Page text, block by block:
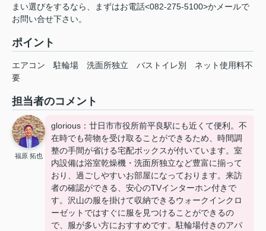
まい選びをするなら、まずはお電話<082-275-5100>かメールで
お問い合せ下さい。
ポイント
エアコン 駐輪場 洗面所独立 バストイレ別
ネット使用料不
要
担当者のコメント
福原 拓也
glorious：廿日市市役所前平良駅にも近くて便利。不
在時でも荷物を受け取ることができるため、時間調
整の手間が省ける宅配ボックスが付いています。室
内設備は浴室乾燥機・洗面所独立など豊富に揃って
おり、過ごしやすいお部屋になっております。来訪
者の確認ができる、安心のTVインターホン付きで
す。沢山の服を掛けて収納できるウォークインクロ
ーゼットではすぐに服を見つけることができるの
で、服が多い方におすすめです。駐輪場付きのアパ